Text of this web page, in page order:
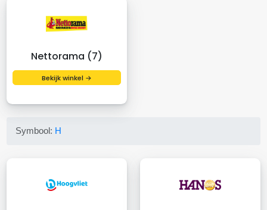
Nettorama (7)
Bekijk winkel →
Symbool: H